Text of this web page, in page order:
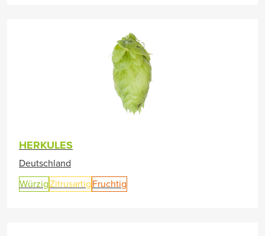
HERKULES
Deutschland
WürzigZitrusartig Fruchtig